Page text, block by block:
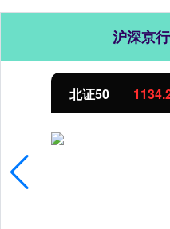
沪深京
北证50